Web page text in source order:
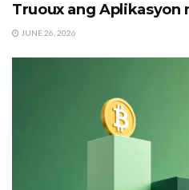
Truoux ang Aplikasyon
JUNE 26, 2026